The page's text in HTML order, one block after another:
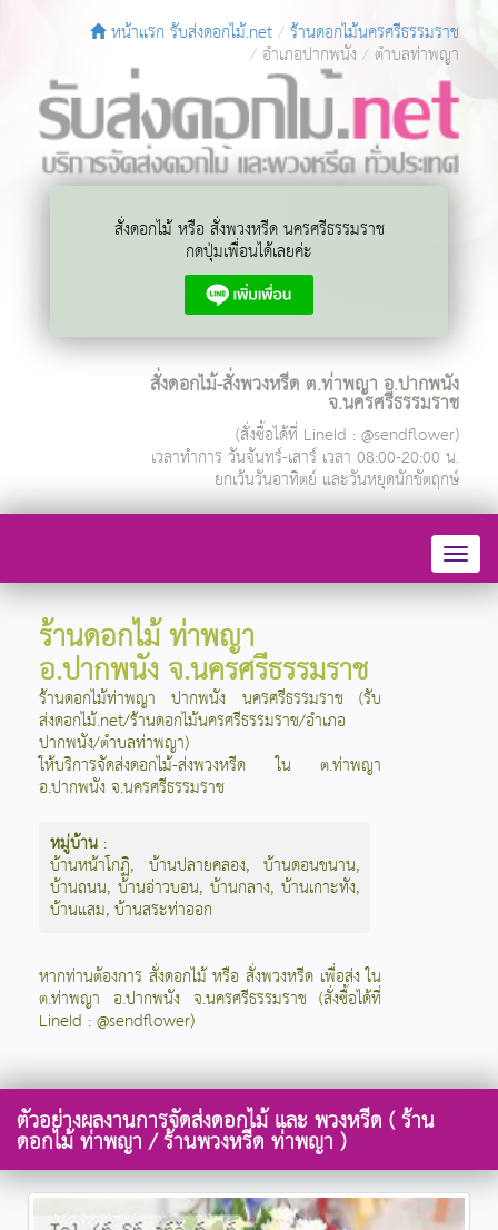
หน้าแรก รับส่งดอกไม้.net ร้านดอกไม้นครศรีธรรมราช
อำเภอปากพนัง ตำบลท่าพญา
สั่งดอกไม้ หรือ สั่งพวงหรีด นครศรีธรรมราช
กดปุ่มเพื่อนได้เลยค่ะ
สั่งดอกไม้-สั่งพวงหรีด ต.ท่าพญา อ.ปากพนัง
จ.นครศรีธรรมราช
(สั่งซื้อได้ที่ LineId : @sendflower)
เวลาทำการ วันจันทร์-เสาร์ เวลา 08:00-20:00 น.
ยกเว้นวันอาทิตย์ และวันหยุดนักขัตฤกษ์
ร้านดอกไม้ ท่าพญา
อ.ปากพนัง จ.นครศรีธรรมราช
ร้านดอกไม้ท่าพญา ปากพนัง นครศรีธรรมราช (รับ
ส่งดอกไม้.net/ร้านดอกไม้นครศรีธรรมราช/อำเภอ
ปากพนัง/ตำบลท่าพญา)
ให้บริการจัดส่งดอกไม้-ส่งพวงหรีด ใน ต.ท่าพญา
อ.ปากพนัง จ.นครศรีธรรมราช
หมู่บ้าน :
บ้านหน้าโกฏิ, บ้านปลายคลอง,บ้านดอนขนาน,
บ้านถนน,บ้านอ่าวบอน,บ้านกลาง,บ้านเกาะทัง,
บ้านแสม,บ้านสระท่าออก
หากท่านต้องการ สั่งดอกไม้ หรือ สั่งพวงหรีด เพื่อส่ง ใน
ต.ท่าพญา อ.ปากพนัง จ.นครศรีธรรมราช (สั่งซื้อได้ที่
LineId : @sendflower)
ตัวอย่างผลงานการจัดส่งดอกไม้ และ พวงหรีด ( ร้าน
ดอกไม้ ท่าพญา / ร้านพวงหรีด ท่าพญา )